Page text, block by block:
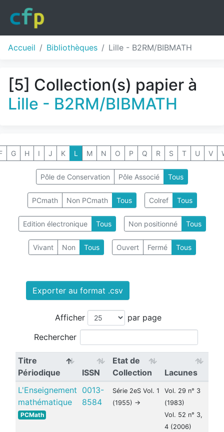
Accueil Bibliothèques Lille - B2RM/BIBMATH
[5] Collection(s) papier à
Lille - B2RM/BIBMATH
G H I J K L M N O P Q R S T U V
Pôle de Conservation Pôle Associé Tous
PCmath Non PCmath Tous Colref Tous
Edition électronique Tous Non positionné Tous
Vivant Non Tous Ouvert Fermé Tous
Exporter au format .csv
Afficher
par page
Rechercher
Titre
Périodique
ISSN
Etat de
Collection
Lacunes
L'Enseignement
mathématique
PCMath
0013-
8584
Série 2eS Vol. 1
(1955) ->
Vol. 29 n° 3
(1983)
Vol. 52 n° 3,
4 (2006)